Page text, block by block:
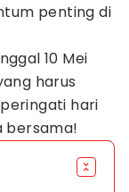
penting di
10 Mei
harus
hari
bersama!